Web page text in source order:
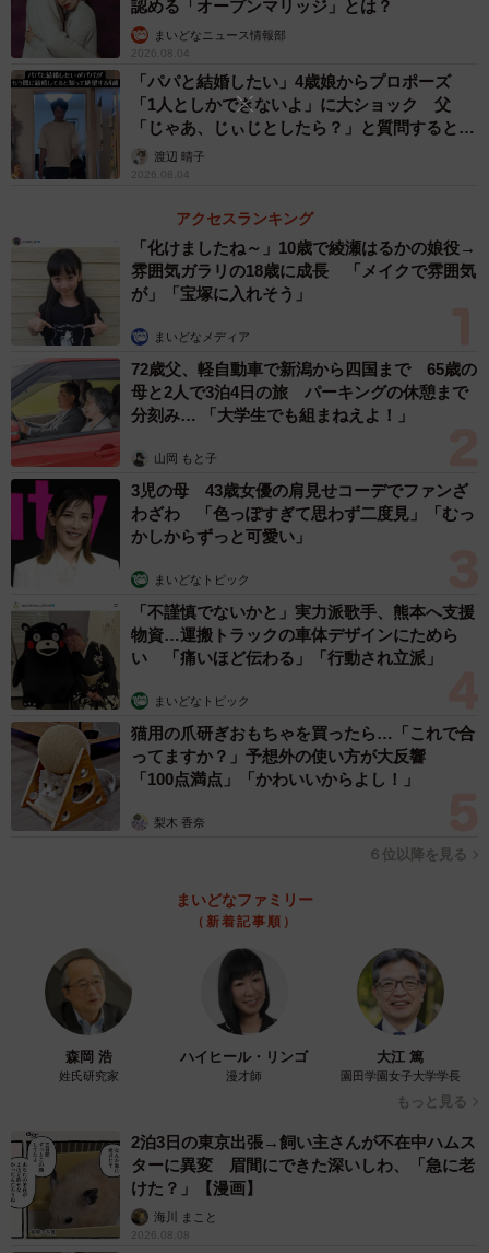
ちを切り替える必要があります。
ー妻との良い関係を取り戻すために、Aさんは何をすればい
いのでしょうか？
妻との良い関係、そして夜の生活を取り戻したいのであれ
環境を整えてくれているおかげである」ということを深く
認識し、妻に感謝を伝えるべきです。
その上で、妻が何を望んでいるのか、どうしてほしいのか
という妻の心の声を真摯に聞き、それを叶えるくらいの姿
勢で考え方と行動を改める必要があります。安易なプレゼ
ントなどでのご機嫌取りは逆効果です。Aさんの内面的な整
理と変化が最も重要であり、そのためには専門家に相談す
ることも有効です。
◆木下雅子（きのした・まさこ）
行政書士、心理カウンセラー 大阪府高槻市を拠点に「夫
婦関係修復カウンセリング」を主業務として活動。「法」
と「心」の両面から顧客を支えている。
認める「オープンマリッジ」とは？
まいどなニュース情報部
2026.08.04
「パパと結婚したい」4歳娘からプロポーズ
「1人としかできないよ」に大ショック 父
「じゃあ、じぃじとしたら？」と質問すると…
渡辺 晴子
2026.08.04
アクセスランキング
「化けましたね～」10歳で綾瀬はるかの娘役→
雰囲気ガラリの18歳に成長 「メイクで雰囲気
が」「宝塚に入れそう」
まいどなメディア
72歳父、軽自動車で新潟から四国まで 65歳の
母と2人で3泊4日の旅 パーキングの休憩まで
分刻み… 「大学生でも組まねえよ！」
山岡 もと子
3児の母 43歳女優の肩見せコーデでファンざ
わざわ 「色っぽすぎて思わず二度見」「むっ
かしからずっと可愛い」
まいどなトピック
「不謹慎でないかと」実力派歌手、熊本へ支援
物資…運搬トラックの車体デザインにためら
い 「痛いほど伝わる」「行動され立派」
まいどなトピック
猫用の爪研ぎおもちゃを買ったら…「これで合
ってますか？」予想外の使い方が大反響
「100点満点」「かわいいからよし！」
梨木 香奈
６位以降を見る
まいどなファミリー
（新着記事順）
森岡 浩
姓氏研究家
ハイヒール・リンゴ
漫才師
大江 篤
園田学園女子大学学長
もっと見る
2泊3日の東京出張→飼い主さんが不在中ハムス
ターに異変 眉間にできた深いしわ、「急に老
けた？」【漫画】
海川 まこと
2026.08.08